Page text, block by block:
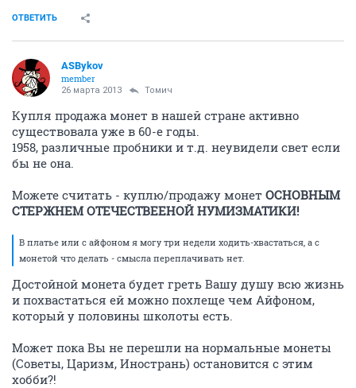
ОТВЕТИТЬ
ASBykov
member
26 марта 2013 Томич
Купля продажа монет в нашей стране активно
существовала уже в 60-е годы.
1958, различные пробники и т.д. неувидели свет если
бы не она.
Можете считать - куплю/продажу монет ОСНОВНЫМ
СТЕРЖНЕМ ОТЕЧЕСТВЕЕНОЙ НУМИЗМАТИКИ!
В платье или с айфоном я могу три недели ходить-хвастаться, а с
монетой что делать - смысла переплачивать нет.
Достойной монета будет греть Вашу душу всю жизнь
и похвастаться ей можно похлеще чем Айфоном,
который у половины школоты есть.
Может пока Вы не перешли на нормальные монеты
(Советы, Царизм, Инострань) остановится с этим
хобби?!